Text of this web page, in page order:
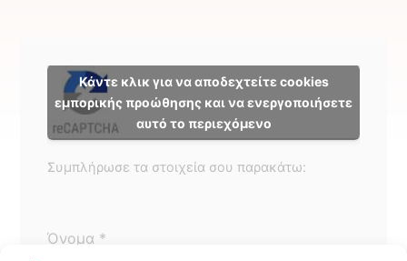
Κάντε κλικ για να αποδεχτείτε cookies
εμπορικής προώθησης και να ενεργοποιήσετε
αυτό το περιεχόμενο
Συμπλήρωσε τα στοιχεία σου παρακάτω:
Όνομα *